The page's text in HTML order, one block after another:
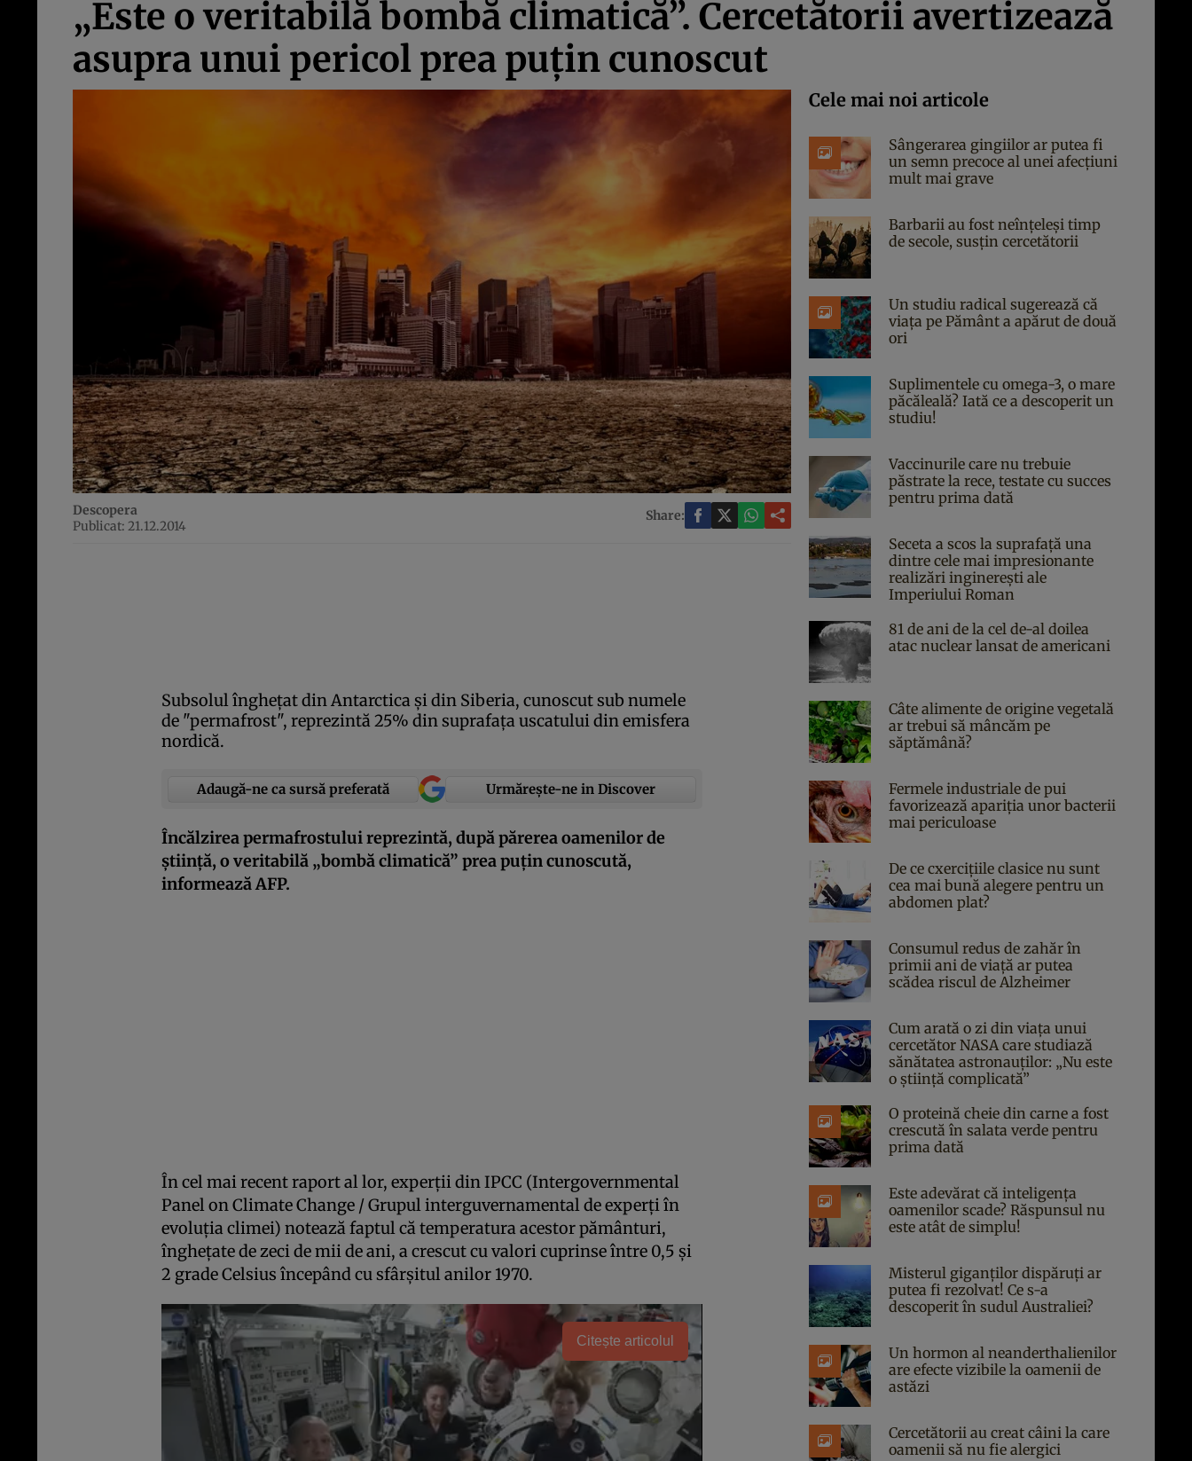
„Este o veritabilă bombă climatică”. Cercetătorii avertizează
asupra unui pericol prea puţin cunoscut
Descopera
Publicat: 21.12.2014
Share:
Subsolul îngheţat din Antarctica şi din Siberia, cunoscut sub numele
de "permafrost", reprezintă 25% din suprafaţa uscatului din emisfera
nordică.
Adaugă-ne ca sursă preferată Urmărește-ne in Discover
Încălzirea permafrostului reprezintă, după părerea oamenilor de
ştiinţă, o veritabilă „bombă climatică” prea puţin cunoscută,
informează AFP.
În cel mai recent raport al lor, experţii din IPCC (Intergovernmental
Panel on Climate Change / Grupul interguvernamental de experţi în
evoluţia climei) notează faptul că temperatura acestor pământuri,
îngheţate de zeci de mii de ani, a crescut cu valori cuprinse între 0,5 şi
2 grade Celsius începând cu sfârşitul anilor 1970.
Citește articolul
Cele mai noi articole
Sângerarea gingiilor ar putea fi
un semn precoce al unei afecțiuni
mult mai grave
Barbarii au fost neînțeleși timp
de secole, susțin cercetătorii
Un studiu radical sugerează că
viața pe Pământ a apărut de două
ori
Suplimentele cu omega-3, o mare
păcăleală? Iată ce a descoperit un
studiu!
Vaccinurile care nu trebuie
păstrate la rece, testate cu succes
pentru prima dată
Seceta a scos la suprafață una
dintre cele mai impresionante
realizări inginerești ale
Imperiului Roman
81 de ani de la cel de-al doilea
atac nuclear lansat de americani
Câte alimente de origine vegetală
ar trebui să mâncăm pe
săptămână?
Fermele industriale de pui
favorizează apariția unor bacterii
mai periculoase
De ce cxercițiile clasice nu sunt
cea mai bună alegere pentru un
abdomen plat?
Consumul redus de zahăr în
primii ani de viață ar putea
scădea riscul de Alzheimer
Cum arată o zi din viața unui
cercetător NASA care studiază
sănătatea astronauților: „Nu este
o știință complicată”
O proteină cheie din carne a fost
crescută în salata verde pentru
prima dată
Este adevărat că inteligența
oamenilor scade? Răspunsul nu
este atât de simplu!
Misterul giganților dispăruți ar
putea fi rezolvat! Ce s-a
descoperit în sudul Australiei?
Un hormon al neanderthalienilor
are efecte vizibile la oamenii de
astăzi
Cercetătorii au creat câini la care
oamenii să nu fie alergici